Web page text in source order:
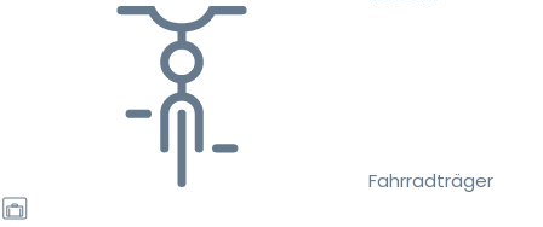
Fahrradträger